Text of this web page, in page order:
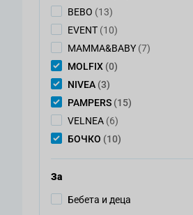
BEBO (13)
EVENT (10)
MAMMA&BABY (7)
MOLFIX (0)
NIVEA (3)
PAMPERS (15)
VELNEA (6)
БОЧКО (10)
За
Бебета и деца